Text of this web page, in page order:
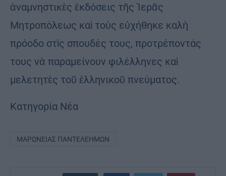
ἀναμνηστικὲς ἐκδόσεις τῆς Ἱερᾶς
Μητροπόλεως καὶ τοὺς εὐχήθηκε καλὴ
πρόοδο στὶς σπουδές τους, προτρέποντάς
τους νὰ παραμείνουν φιλέλληνες καὶ
μελετητὲς τοῦ ἑλληνικοῦ πνεύματος.
Κατηγορία Νέα
ΜΑΡΩΝΕΊΑΣ ΠΑΝΤΕΛΕΉΜΩΝ